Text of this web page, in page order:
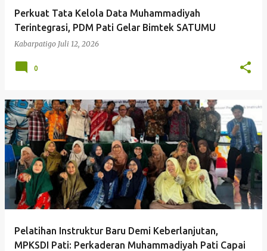
Perkuat Tata Kelola Data Muhammadiyah
Terintegrasi, PDM Pati Gelar Bimtek SATUMU
Kabarpatigo Juli 12, 2026
0
Pelatihan Instruktur Baru Demi Keberlanjutan,
MPKSDI Pati: Perkaderan Muhammadiyah Pati Capai